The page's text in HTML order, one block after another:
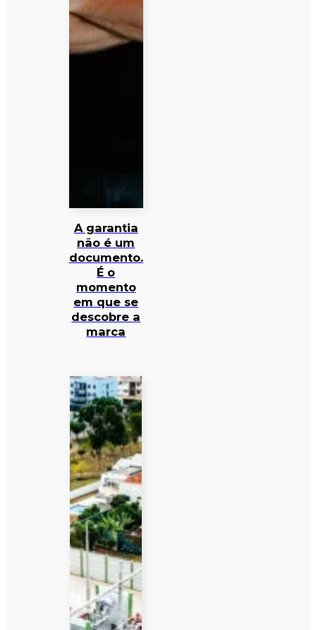
A garantia
não é um
documento.
É o
momento
em que se
descobre a
marca